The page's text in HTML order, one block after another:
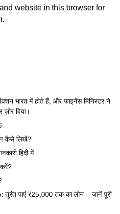
website in this browser for
भारत में होते हैं, और फाइनेंस मिनिस्टर ने
दिया।
कैसे लिखें?
हिंदी में
पाएं ₹25,000 तक का लोन – जानें पूरी